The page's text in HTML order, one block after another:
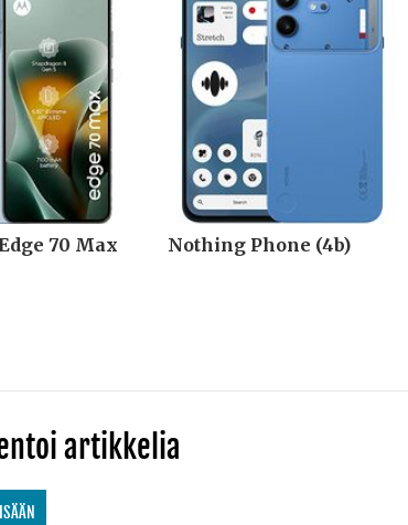
70 Max Nothing Phone (4b)
artikkelia